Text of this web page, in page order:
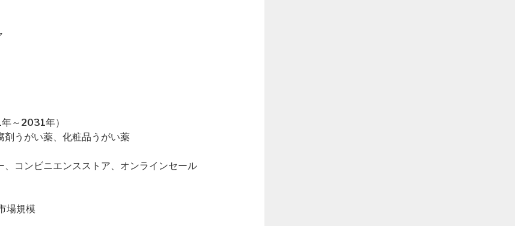
～2031年）
剤うがい薬、化粧品うがい薬
コンビニエンスストア、オンラインセール
場規模